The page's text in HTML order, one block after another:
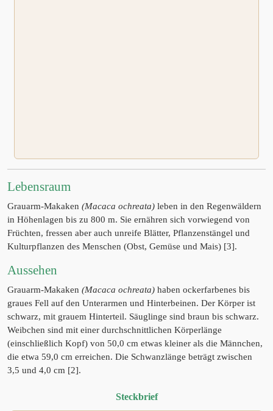
Lebensraum
Grauarm-Makaken (Macaca ochreata) leben in den Regenwäldern
in Höhenlagen bis zu 800 m. Sie ernähren sich vorwiegend von
Früchten, fressen aber auch unreife Blätter, Pflanzenstängel und
Kulturpflanzen des Menschen (Obst, Gemüse und Mais) [3].
Aussehen
Grauarm-Makaken (Macaca ochreata) haben ockerfarbenes bis
graues Fell auf den Unterarmen und Hinterbeinen. Der Körper ist
schwarz, mit grauem Hinterteil. Säuglinge sind braun bis schwarz.
Weibchen sind mit einer durchschnittlichen Körperlänge
(einschließlich Kopf) von 50,0 cm etwas kleiner als die Männchen,
die etwa 59,0 cm erreichen. Die Schwanzlänge beträgt zwischen
3,5 und 4,0 cm [2].
Steckbrief